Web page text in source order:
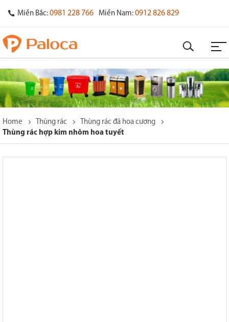
Miền Bắc: 0981 228 766 Miền Nam: 0912 826 829
Home Thùng rác
Thùng rác đá hoa cương
Thùng rác hợp kim nhôm hoa tuyết